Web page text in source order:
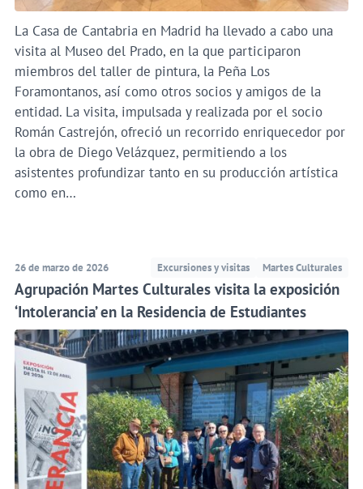
La Casa de Cantabria en Madrid ha llevado a cabo una
visita al Museo del Prado, en la que participaron
miembros del taller de pintura, la Peña Los
Foramontanos, así como otros socios y amigos de la
entidad. La visita, impulsada y realizada por el socio
Román Castrejón, ofreció un recorrido enriquecedor por
la obra de Diego Velázquez, permitiendo a los
asistentes profundizar tanto en su producción artística
como en…
26 de marzo de 2026 Excursiones y visitas Martes Culturales
Agrupación Martes Culturales visita la exposición
‘Intolerancia’ en la Residencia de Estudiantes